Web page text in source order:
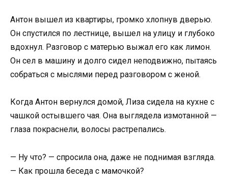
Антон вышел из квартиры, громко хлопнув дверью.
Он спустился по лестнице, вышел на улицу и глубоко
вдохнул. Разговор с матерью выжал его как лимон.
Он сел в машину и долго сидел неподвижно, пытаясь
собраться с мыслями перед разговором с женой.
Когда Антон вернулся домой, Лиза сидела на кухне с
чашкой остывшего чая. Она выглядела измотанной —
глаза покраснели, волосы растрепались.
— Ну что? — спросила она, даже не поднимая взгляда.
— Как прошла беседа с мамочкой?